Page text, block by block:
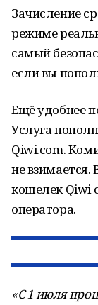
Зачисление
режиме
самый
если вы
Ещё удобнее
Услуга
Qiwi.com.
не взимается.
кошелек Qiwi
оператора.
«С 1 июля